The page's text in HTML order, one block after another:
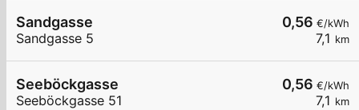
0,56 €/kWh
7,1 km
Sandgasse
Sandgasse 5
0,56 €/kWh
7,1 km
Seeböckgasse
Seeböckgasse 51